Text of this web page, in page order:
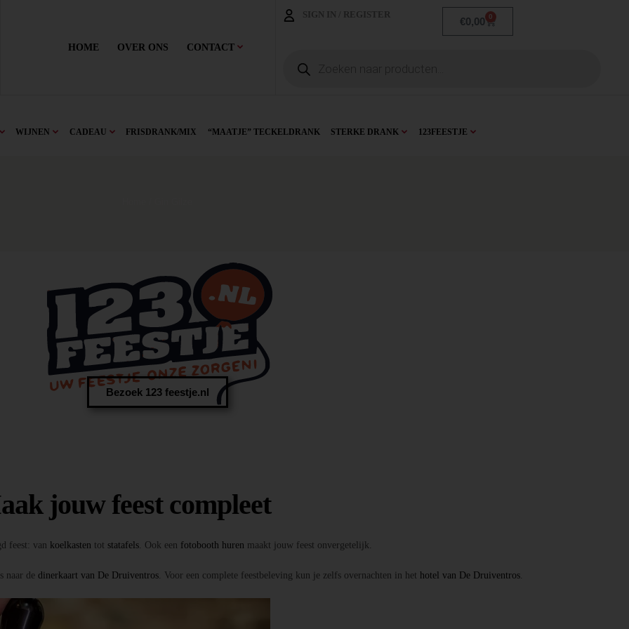
HOME OVER ONS CONTACT
SIGN IN / REGISTER
€0,00 0
WIJNEN CADEAU FRISDRANK/MIX “MAATJE” TECKELDRANK STERKE DRANK 123FEESTJE
Bezoek 123 feestje.nl
jouw feest compleet
feest: van koelkasten tot statafels . Ook een fotobooth huren maakt jouw feest onvergetelijk.
naar de dinerkaart van De Druiventros . Voor een complete feestbeleving kun je zelfs overnachten in het hotel van De Druiventros